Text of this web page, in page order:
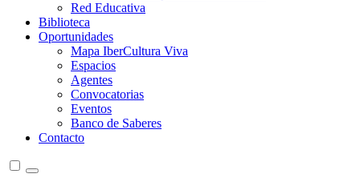
Red Educativa
Biblioteca
Oportunidades
Mapa IberCultura Viva
Espacios
Agentes
Convocatorias
Eventos
Banco de Saberes
Contacto